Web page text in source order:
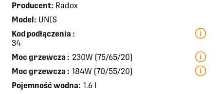
Producent: Radox
Model: UNIS
Kod podłączenia :
34
Moc grzewcza : 230W (75/65/20)
Moc grzewcza : 184W (70/55/20)
Pojemność wodna: 1.6 l